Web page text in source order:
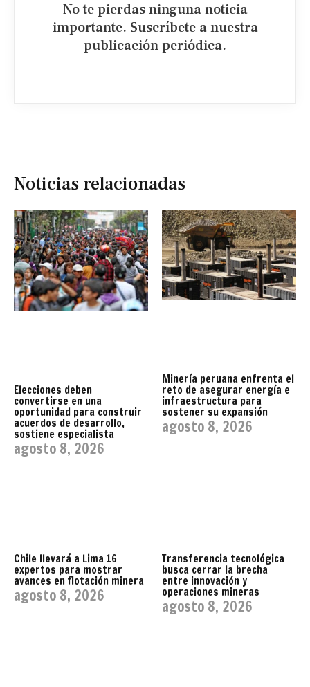
No te pierdas ninguna noticia
importante. Suscríbete a nuestra
publicación periódica.​
Noticias relacionadas
Elecciones deben
convertirse en una
oportunidad para construir
acuerdos de desarrollo,
sostiene especialista
agosto 8, 2026
Minería peruana enfrenta el
reto de asegurar energía e
infraestructura para
sostener su expansión
agosto 8, 2026
Chile llevará a Lima 16
expertos para mostrar
avances en flotación minera
agosto 8, 2026
Transferencia tecnológica
busca cerrar la brecha
entre innovación y
operaciones mineras
agosto 8, 2026